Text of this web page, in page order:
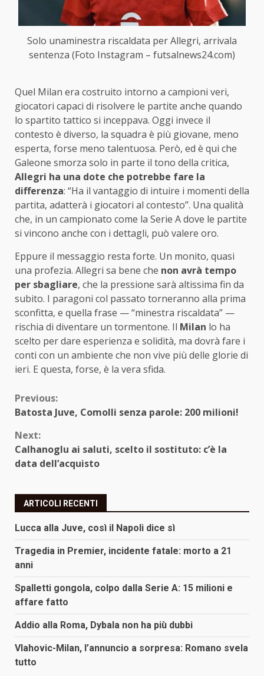
Solo unaminestra riscaldata per Allegri, arrivala
sentenza (Foto Instagram – futsalnews24.com)
Quel Milan era costruito intorno a campioni veri,
giocatori capaci di risolvere le partite anche quando
lo spartito tattico si inceppava. Oggi invece il
contesto è diverso, la squadra è più giovane, meno
esperta, forse meno talentuosa. Però, ed è qui che
Galeone smorza solo in parte il tono della critica,
Allegri ha una dote che potrebbe fare la
differenza: “Ha il vantaggio di intuire i momenti della
partita, adatterà i giocatori al contesto”. Una qualità
che, in un campionato come la Serie A dove le partite
si vincono anche con i dettagli, può valere oro.
Eppure il messaggio resta forte. Un monito, quasi
una profezia. Allegri sa bene che non avrà tempo
per sbagliare, che la pressione sarà altissima fin da
subito. I paragoni col passato torneranno alla prima
sconfitta, e quella frase — “minestra riscaldata” —
rischia di diventare un tormentone. Il Milan lo ha
scelto per dare esperienza e solidità, ma dovrà fare i
conti con un ambiente che non vive più delle glorie di
ieri. E questa, forse, è la vera sfida.
Continue
Previous:
Batosta Juve, Comolli senza parole: 200 milioni!
Next:
Calhanoglu ai saluti, scelto il sostituto: c’è la
data dell’acquisto
ARTICOLI RECENTI
Lucca alla Juve, così il Napoli dice sì
Tragedia in Premier, incidente fatale: morto a 21
anni
Spalletti gongola, colpo dalla Serie A: 15 milioni e
affare fatto
Addio alla Roma, Dybala non ha più dubbi
Vlahovic-Milan, l’annuncio a sorpresa: Romano svela
tutto